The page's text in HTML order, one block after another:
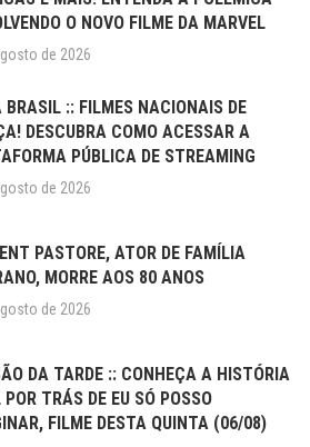
O NOVO FILME DA MARVEL
de 2026
BRASIL :: FILMES NACIONAIS DE
DESCUBRA COMO ACESSAR A
PÚBLICA DE STREAMING
de 2026
PASTORE, ATOR DE FAMÍLIA
MORRE AOS 80 ANOS
de 2026
DA TARDE :: CONHEÇA A HISTÓRIA
POR TRÁS DE EU SÓ POSSO
FILME DESTA QUINTA (06/08)